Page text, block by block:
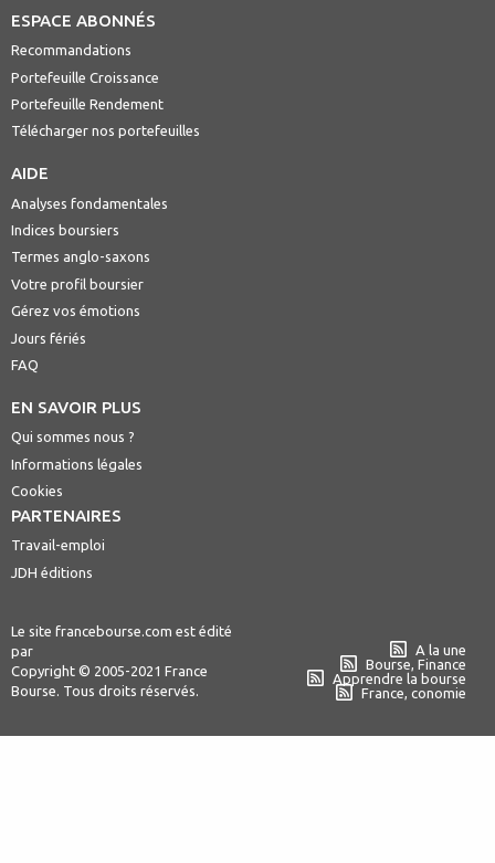
ESPACE ABONNÉS
Recommandations
Portefeuille Croissance
Portefeuille Rendement
Télécharger nos portefeuilles
AIDE
Analyses fondamentales
Indices boursiers
Termes anglo-saxons
Votre profil boursier
Gérez vos émotions
Jours fériés
FAQ
EN SAVOIR PLUS
Qui sommes nous ?
Informations légales
Cookies
PARTENAIRES
Travail-emploi
JDH éditions
Le site francebourse.com est édité
par
Copyright © 2005-2021 France
Bourse. Tous droits réservés.
A la une
Bourse, Finance
Apprendre la bourse
France, conomie